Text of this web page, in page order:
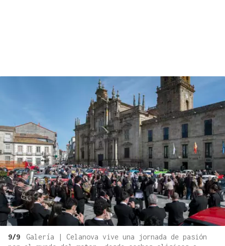
9/9
Galería | Celanova vive una jornada de pasión